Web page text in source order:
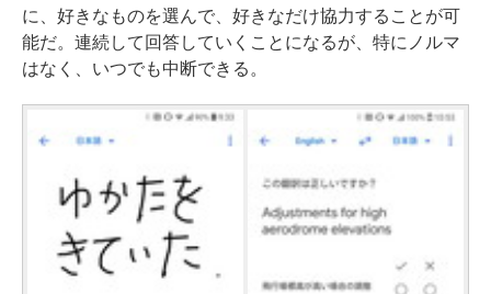
に、好きなものを選んで、好きなだけ協力することが可
能だ。連続して回答していくことになるが、特にノルマ
はなく、いつでも中断できる。